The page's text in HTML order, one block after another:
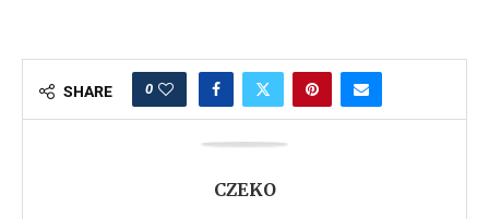
SHARE 0
CZEKO